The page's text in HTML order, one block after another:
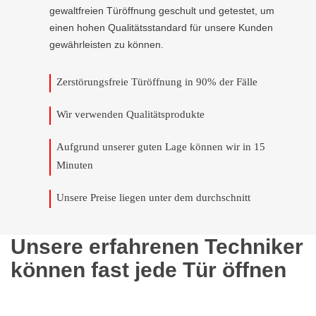
gewaltfreien Türöffnung geschult und getestet, um
einen hohen Qualitätsstandard für unsere Kunden
gewährleisten zu können.
Zerstörungsfreie Türöffnung in 90% der Fälle
Wir verwenden Qualitätsprodukte
Aufgrund unserer guten Lage können wir in 15
Minuten
Unsere Preise liegen unter dem durchschnitt
Unsere erfahrenen Techniker
können fast jede Tür öffnen